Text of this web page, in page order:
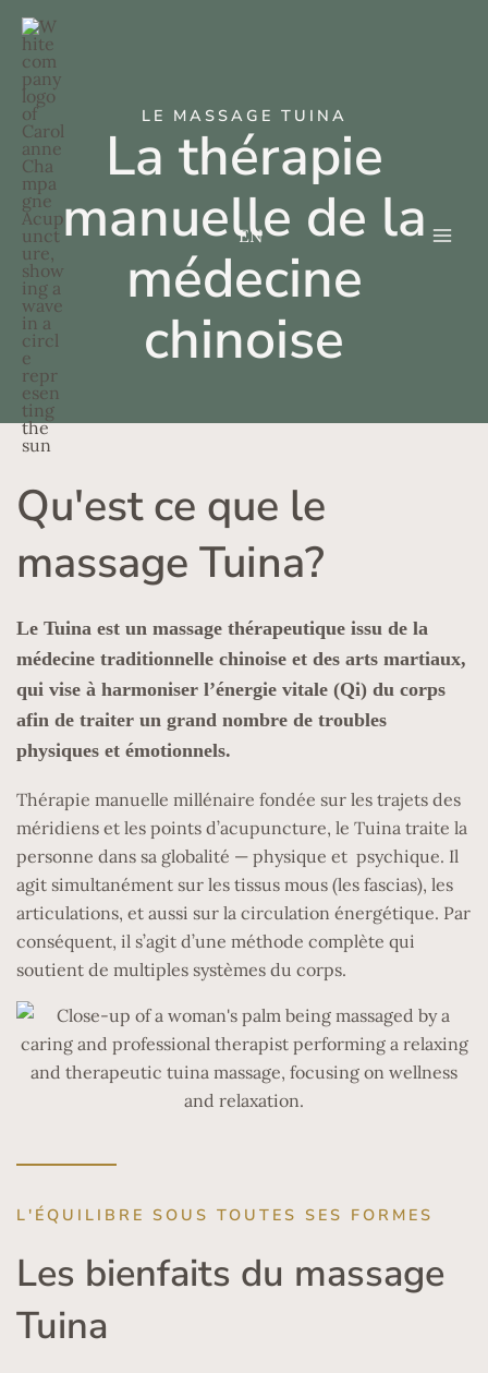
Aller
contenu
EN
LE MASSAGE TUINA
La thérapie
manuelle de la
médecine
chinoise
Qu'est ce que le
massage Tuina?
Le Tuina est un massage thérapeutique issu de la
médecine traditionnelle chinoise et des arts martiaux,
qui vise à harmoniser l’énergie vitale (Qi) du corps
afin de traiter un grand nombre de troubles
physiques et émotionnels.
Thérapie manuelle millénaire fondée sur les trajets des
méridiens et les points d’acupuncture, le Tuina traite la
personne dans sa globalité — physique et psychique. Il
agit simultanément sur les tissus mous (les fascias), les
articulations, et aussi sur la circulation énergétique. Par
conséquent, il s’agit d’une méthode complète qui
soutient de multiples systèmes du corps.
L'ÉQUILIBRE SOUS TOUTES SES FORMES
Les bienfaits du massage
Tuina